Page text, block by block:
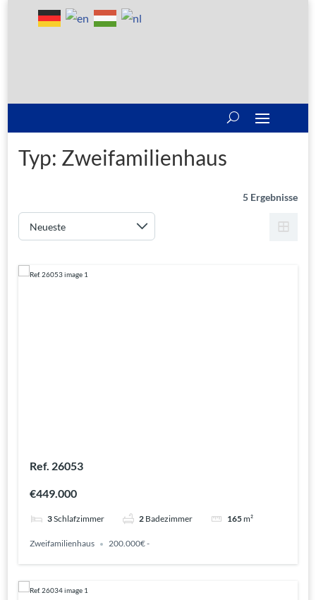
Typ: Zweifamilienhaus
5 Ergebnisse
Ref. 26053
€449.000
3Schlafzimmer 2 Badezimmer 165m²
Zweifamilienhaus 200.000€ -